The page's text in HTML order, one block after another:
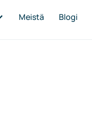
Meistä Blogi